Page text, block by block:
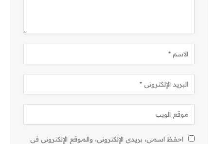
احفظ اسمي، بريدي الإلكتروني، والموقع الإلكتروني في